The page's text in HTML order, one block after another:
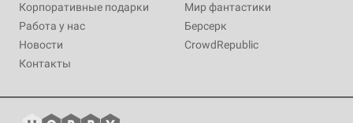
Корпоративные подарки
Работа у нас
Новости
Контакты
Мир фантастики
Берсерк
CrowdRepublic